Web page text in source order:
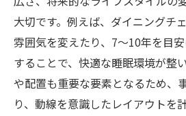
大切です。例えば、ダイニングチ
雰囲気を変えたり、7～10年を目
することで、快適な睡眠環境が整
や配置も重要な要素となるため、
り、動線を意識したレイアウトを